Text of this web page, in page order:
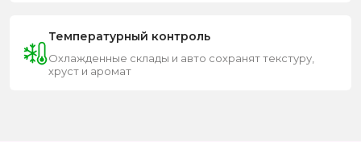
Температурный контроль
Охлажденные склады и авто сохранят текстуру,
хруст и аромат